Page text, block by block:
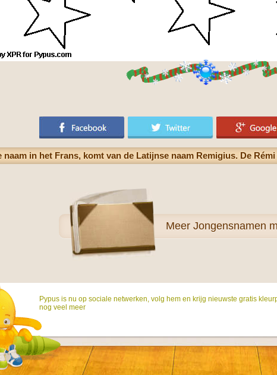
naam in het Frans, komt van de Latijnse naam Remigius. De
Meer Jongensnamen
Pypus is nu op sociale netwerken, volg hem en krijg nieuwste gratis
nog veel meer